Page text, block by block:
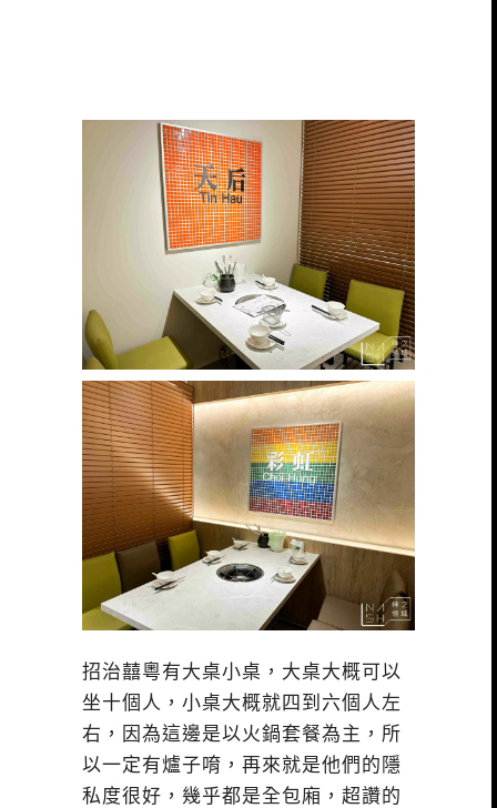
招治囍粵有大桌小桌，大桌大概可以
坐十個人，小桌大概就四到六個人左
右，因為這邊是以火鍋套餐為主，所
以一定有爐子唷，再來就是他們的隱
私度很好，幾乎都是全包廂，超讚的